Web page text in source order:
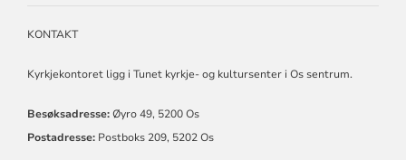
KONTAKT
Kyrkjekontoret ligg i Tunet kyrkje- og kultursenter i Os sentrum.
Besøksadresse:Øyro 49, 5200 Os
Postadresse:Postboks 209, 5202 Os